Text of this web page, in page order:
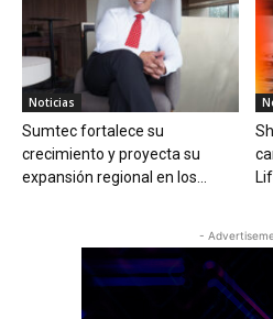
Noticias
Sumtec fortalece su
crecimiento y proyecta su
expansión regional en los...
-